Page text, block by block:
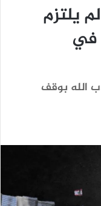
يلتزم
في
الله بوقف